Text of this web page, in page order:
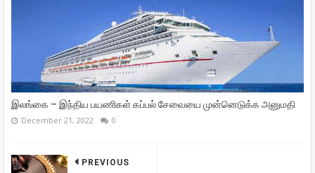
இலங்கை – இந்திய பயணிகள் கப்பல் சேவையை முன்னெடுக்க அனுமதி
December 21, 2022 0
PREVIOUS